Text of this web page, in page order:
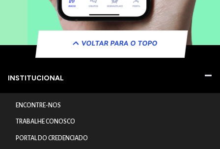
VOLTAR PARA O TOPO
INSTITUCIONAL
ENCONTRE-NOS
TRABALHE CONOSCO
PORTAL DO CREDENCIADO